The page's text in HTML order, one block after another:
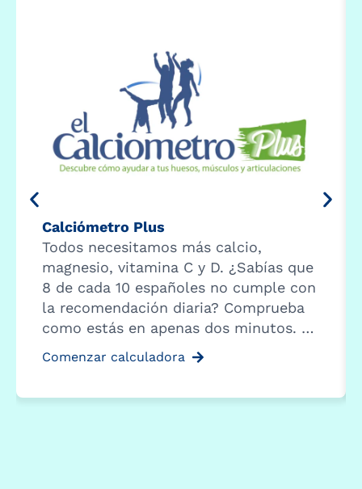
Calciómetro Plus
Todos necesitamos más calcio,
magnesio, vitamina C y D. ¿Sabías que
8 de cada 10 españoles no cumple con
la recomendación diaria? Comprueba
como estás en apenas dos minutos. …
Comenzar calculadora